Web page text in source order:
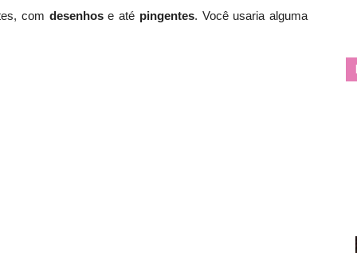
com desenhose até pingentes. Você usaria alguma